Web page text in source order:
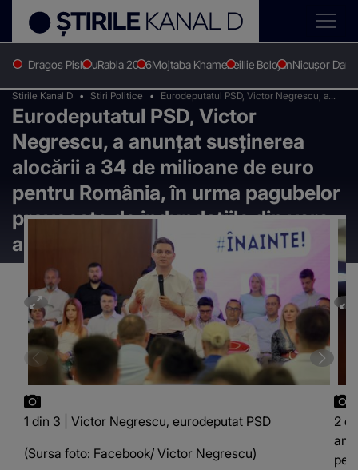
Dragos PislaruRabla 2026Mojtaba KhameneiIlie BolojanNicușor Dan
Stirile Kanal D Stiri Politice
Eurodeputatul PSD, Victor Negrescu, a
anunțat susținerea alocării a 34 de
milioane de euro pentru România, în urma
pagubelor provocate de indundațiile din
vara anului 2022
Eurodeputatul PSD, Victor
Negrescu, a anunțat susținerea
alocării a 34 de milioane de euro
pentru România, în urma pagubelor
provocate de indundațiile din vara
anului 2022
1 din 3 | Victor Negrescu, eurodeputat PSD
(Sursa foto: Facebook/ Victor Negrescu)
2